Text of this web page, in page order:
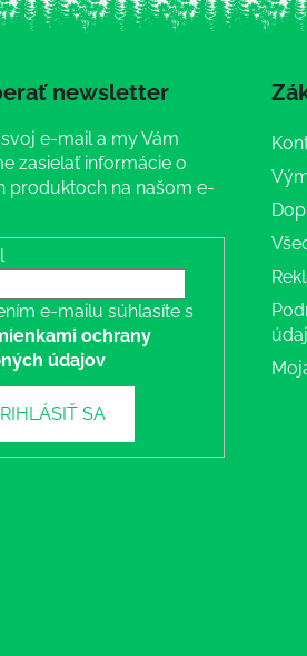
newsletter
e-mail a my Vám
zasielať informácie o
produktoch na našom e-
e-mailu súhlasíte s
ochrany
údajov
SA